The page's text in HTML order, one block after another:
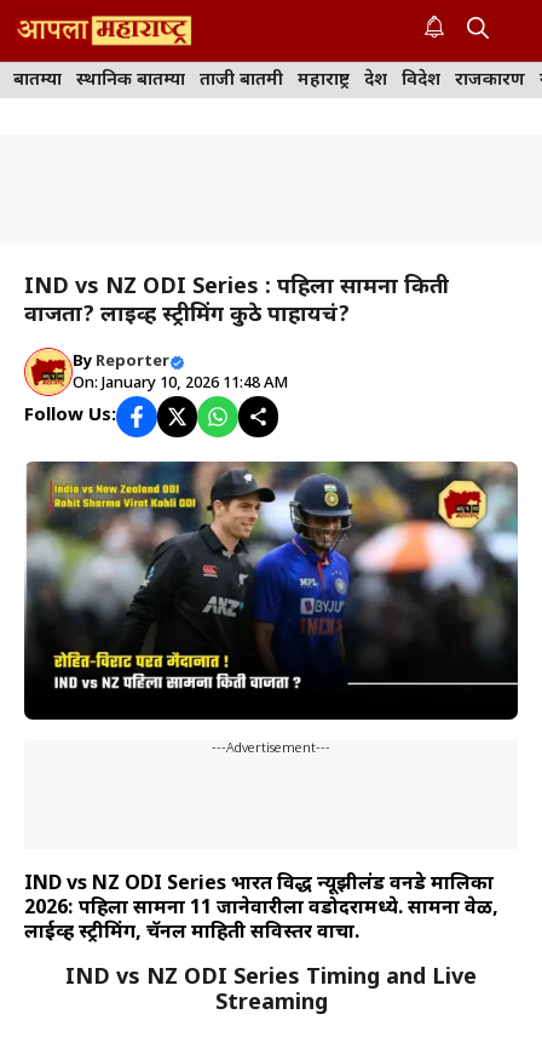
content
बातम्या स्थानिक बातम्या ताजी बातमी महाराष्ट्र देश विदेश राजकारण
IND vs NZ ODI Series : पहिला सामना किती
वाजता? लाईव्ह स्ट्रीमिंग कुठे पाहायचं?
By Reporter
On: January 10, 2026 11:48 AM
Follow Us:
---Advertisement---
IND vs NZ ODI Series भारत विरुद्ध न्यूझीलंड वनडे मालिका
2026: पहिला सामना 11 जानेवारीला वडोदरामध्ये. सामना वेळ,
लाईव्ह स्ट्रीमिंग, चॅनल माहिती सविस्तर वाचा.
IND vs NZ ODI Series Timing and Live
Streaming